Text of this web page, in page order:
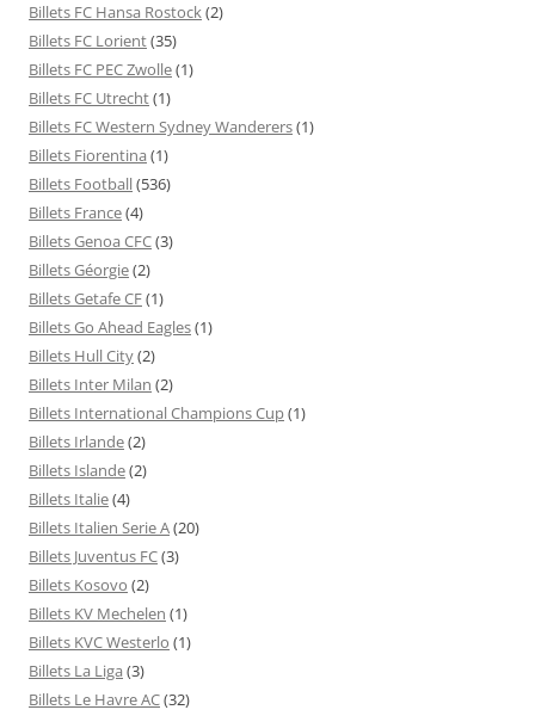
Billets FC Hansa Rostock(2)
Billets FC Lorient(35)
Billets FC PEC Zwolle(1)
Billets FC Utrecht(1)
Billets FC Western Sydney Wanderers(1)
Billets Fiorentina (1)
Billets Football(536)
Billets France(4)
Billets Genoa CFC(3)
Billets Géorgie(2)
Billets Getafe CF(1)
Billets Go Ahead Eagles(1)
Billets Hull City(2)
Billets Inter Milan (2)
Billets International Champions Cup(1)
Billets Irlande(2)
Billets Islande(2)
Billets Italie(4)
Billets Italien Serie A(20)
Billets Juventus FC(3)
Billets Kosovo (2)
Billets KV Mechelen (1)
Billets KVC Westerlo (1)
Billets La Liga (3)
Billets Le Havre AC(32)